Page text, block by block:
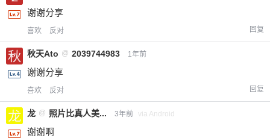
谢谢分享
喜欢 反对 回复
秋天Ato @ 2039744983 1年前
谢谢分享
喜欢 反对 回复
龙 @ 照片比真人美... 3年前 via Android
谢谢啊
忘记密码？